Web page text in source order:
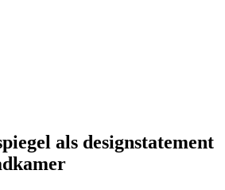
als designstatement